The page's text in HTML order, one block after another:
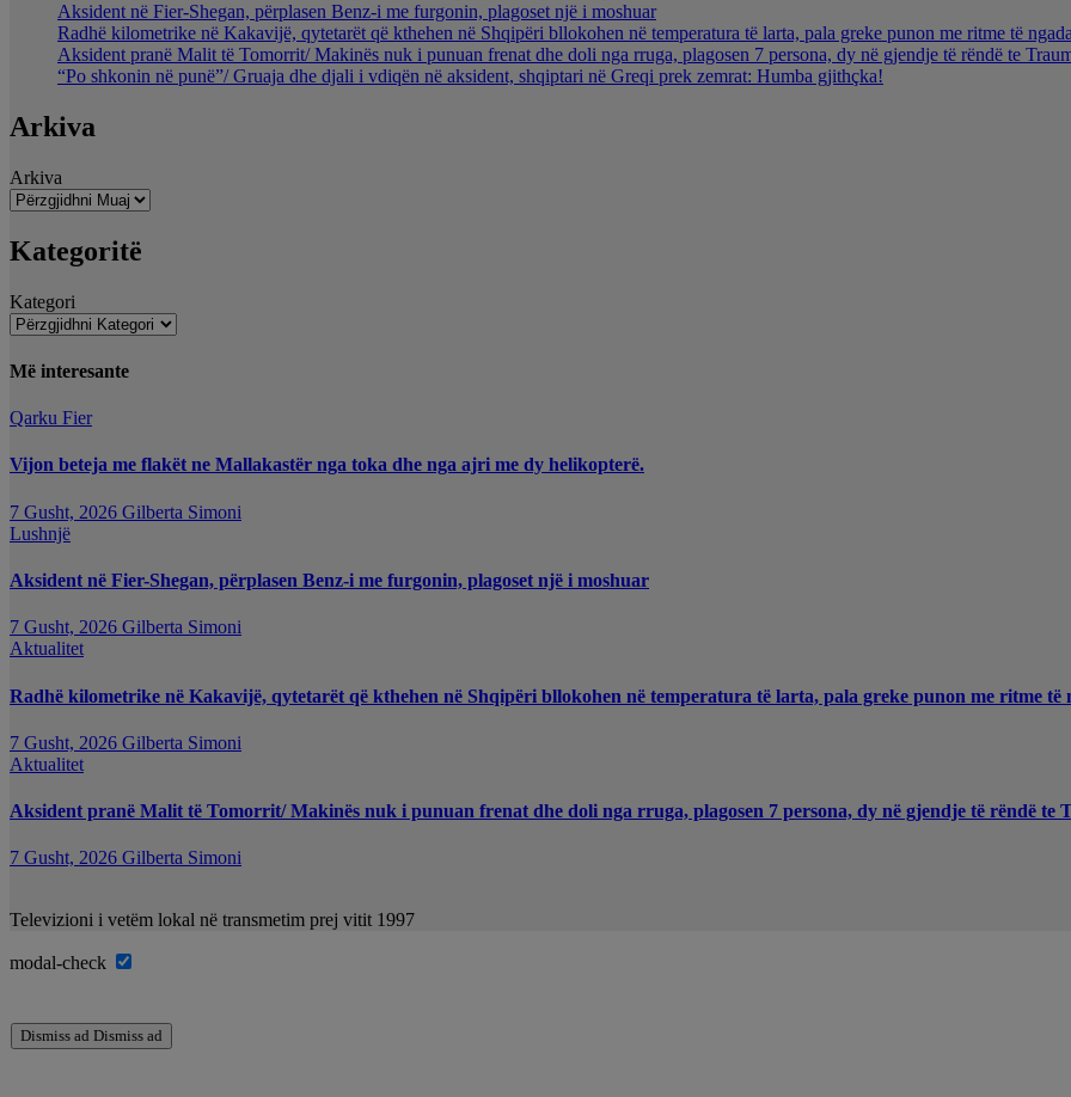
Aksident në Fier-Shegan, përplasen Benz-i me furgonin, plagoset një i moshuar
Radhë kilometrike në Kakavijë, qytetarët që kthehen në Shqipëri bllokohen në temperatura të larta, pala greke punon me ritme të
Aksident pranë Malit të Tomorrit/ Makinës nuk i punuan frenat dhe doli nga rruga, plagosen 7 persona, dy në gjendje të rëndë te
“Po shkonin në punë”/ Gruaja dhe djali i vdiqën në aksident, shqiptari në Greqi prek zemrat: Humba gjithçka!
Arkiva
Arkiva
Kategoritë
Kategori
Më interesante
Qarku Fier
Vijon beteja me flakët ne Mallakastër nga toka dhe nga ajri me dy helikopterë.
7 Gusht, 2026 Gilberta Simoni
Lushnjë
Aksident në Fier-Shegan, përplasen Benz-i me furgonin, plagoset një i moshuar
7 Gusht, 2026 Gilberta Simoni
Aktualitet
Radhë kilometrike në Kakavijë, qytetarët që kthehen në Shqipëri bllokohen në temperatura të larta, pala greke punon me ritme të
7 Gusht, 2026 Gilberta Simoni
Aktualitet
Aksident pranë Malit të Tomorrit/ Makinës nuk i punuan frenat dhe doli nga rruga, plagosen 7 persona, dy në gjendje të rëndë te
7 Gusht, 2026 Gilberta Simoni
Televizioni i vetëm lokal në transmetim prej vitit 1997
modal-check
Dismiss ad Dismiss ad